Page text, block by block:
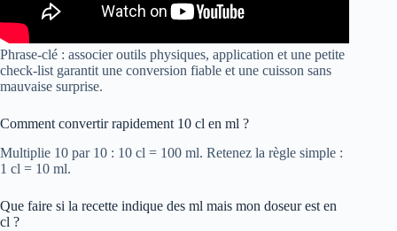
Phrase-clé : associer outils physiques, application et une petite
check-list garantit une conversion fiable et une cuisson sans
mauvaise surprise.
Comment convertir rapidement 10 cl en ml ?
Multiplie 10 par 10 : 10 cl = 100 ml. Retenez la règle simple :
1 cl = 10 ml.
Que faire si la recette indique des ml mais mon doseur est en
cl ?